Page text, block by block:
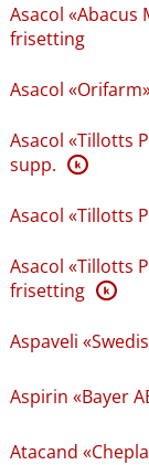
Asacol
frisetting
Asacol
Asacol «Tillotts
supp. K
Asacol «Tillotts
Asacol «Tillotts
frisetting K
Aspaveli
Aspirin «Bayer
Atacand